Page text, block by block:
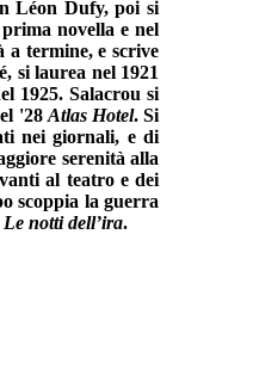
Léon Dufy, poi si
novella e nel
a termine, e scrive
si laurea nel 1921
1925. Salacrou si
'28 Atlas Hotel. Si
nei giornali, e di
serenità alla
al teatro e dei
scoppia la guerra
Le notti dell’ira.